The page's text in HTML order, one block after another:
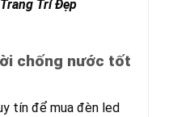
Trí Đẹp
chống nước tốt
tín để mua đèn led